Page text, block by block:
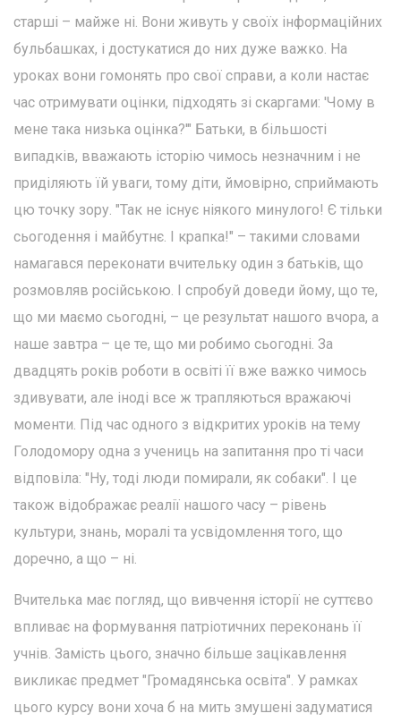
старші – майже ні. Вони живуть у своїх інформаційних
бульбашках, і достукатися до них дуже важко. На
уроках вони гомонять про свої справи, а коли настає
час отримувати оцінки, підходять зі скаргами: 'Чому в
мене така низька оцінка?'" Батьки, в більшості
випадків, вважають історію чимось незначним і не
приділяють їй уваги, тому діти, ймовірно, сприймають
цю точку зору. "Так не існує ніякого минулого! Є тільки
сьогодення і майбутнє. І крапка!" – такими словами
намагався переконати вчительку один з батьків, що
розмовляв російською. І спробуй доведи йому, що те,
що ми маємо сьогодні, – це результат нашого вчора, а
наше завтра – це те, що ми робимо сьогодні. За
двадцять років роботи в освіті її вже важко чимось
здивувати, але іноді все ж трапляються вражаючі
моменти. Під час одного з відкритих уроків на тему
Голодомору одна з учениць на запитання про ті часи
відповіла: "Ну, тоді люди помирали, як собаки". І це
також відображає реалії нашого часу – рівень
культури, знань, моралі та усвідомлення того, що
доречно, а що – ні.
Вчителька має погляд, що вивчення історії не суттєво
впливає на формування патріотичних переконань її
учнів. Замість цього, значно більше зацікавлення
викликає предмет "Громадянська освіта". У рамках
цього курсу вони хоча б на мить змушені задуматися